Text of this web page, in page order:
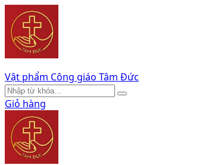
Vật phẩm Công giáo Tâm Đức
Giỏ hàng